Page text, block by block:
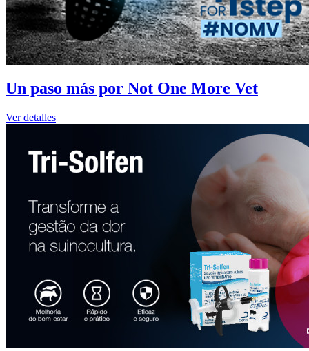
Un paso más por Not One More Vet
Ver detalles